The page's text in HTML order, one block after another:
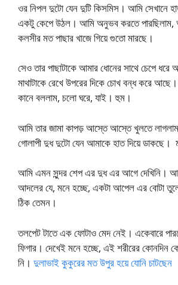
ওর নিপল দুটো যেন দুটি কিসমিস। আমি সেখানে
একটু কেপে উঠল। আমি অনুভব করতে পারছিলাম,
কলসীর মত পাছার খাজে গিয়ে গুতো মারছে।
সেও তার পাছাটাকে আমার ধোনের সাথে চেপে ধরে
মাথাটাকে রেখে উপরের দিকে চোখ বন্ধ করে
কানে বললাম, চলো ঘরে, যাই। হুম।
আমি তার জামা কাপড় আস্তে আস্তে খুলতে
গোলাপী দুধ দুটো যেন আমাকে হাত দিয়ে ডাকছে।
আমি এমন সুন্দর শেপ এর দুধ এর আগে দেখিনি।
আদলের যে, মনে হচ্ছে, একটা আপেল এর বোটা
ঠিক তেমন।
তলপেট টাতে এক ফোটাও মেদ নেই। একেবারে
ফিগার। দেখেই মনে হচ্ছে, এই শরীরের কোনদিন
নি। দুলাভাই কুকুরের মত উপুর হয়ে যোনি চাটছেন